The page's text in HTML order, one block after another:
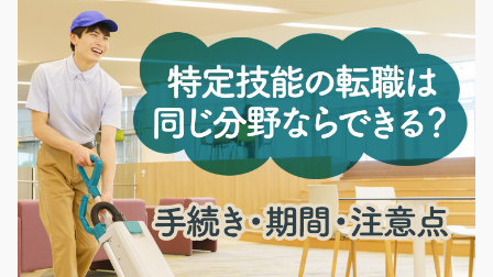
自動車製造補助のお仕事です/y04_00196
カンタン軽作業★20代～50代の方が活躍中です！！最寄
り駅はＪＲ黒磯線氏家…
長期（3ヶ月以上）
時給1050円
栃木県さくら市
気になる